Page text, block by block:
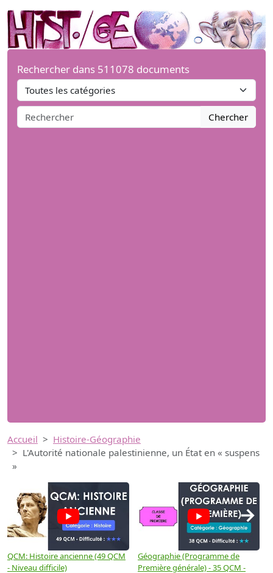
Rechercher dans 511078 documents
Chercher
Accueil
Histoire-Géographie
L'Autorité nationale palestinienne, un État en « suspens
»
QCM: Histoire ancienne (49 QCM
- Niveau difficile)
Géographie (Programme de
Première générale) - 35 QCM -
→